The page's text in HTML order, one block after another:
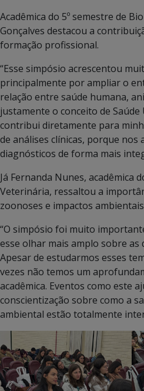
Acadêmica do 5º semestre de
Gonçalves destacou a
formação profissional.
“Esse simpósio acrescentou
principalmente por ampliar o
relação entre saúde humana,
justamente o conceito de Saúde
contribui diretamente para
de análises clínicas, porque nos
diagnósticos de forma mais
Já Fernanda Nunes, acadêmica
Veterinária, ressaltou a
zoonoses e impactos
“O simpósio foi muito
esse olhar mais amplo sobre as
Apesar de estudarmos esses
vezes não temos um
acadêmica. Eventos como este
conscientização sobre como a
ambiental estão totalmente